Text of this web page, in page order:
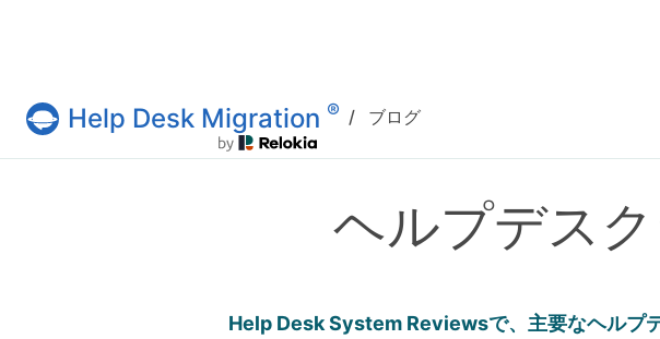
Help Desk Migration サービス
Help Desk Migration ® / ブログ
ヘルプデス
Help Desk System Reviewsで、主要なヘルプ